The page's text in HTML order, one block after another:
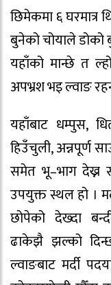
छिमेकमा ६ घरमात्र
बुनेको चोयाले
यहाँको मान्छे त
अपभ्रश भइ ल्वाङ
यहाँबाट धम्पुस,
हिउँचुली, अन्नपूर्ण
समेत भू–भाग देख्न
उपयुक्त स्थल हो ।
छोपेको देख्दा
ढाकेझै झल्को
ल्वाङबाट मर्दी